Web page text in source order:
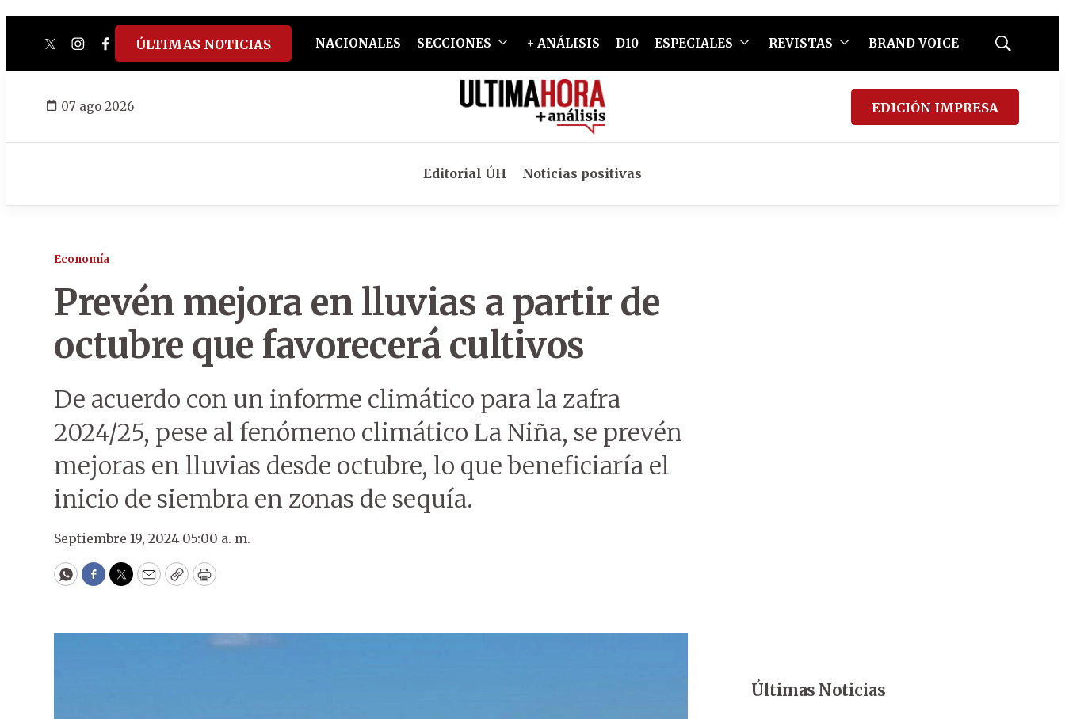
twitterinstagram
facebook
tiktokyoutube
spotify
ÚLTIMAS NOTICIAS NACIONALES SECCIONES + ANÁLISIS D10 ESPECIALES REVISTAS BRAND VOICE
Mostrar
07 ago 2026 EDICIÓN IMPRESA
Editorial ÚH Noticias positivas
Economía
Prevén mejora en lluvias a partir de
octubre que favorecerá cultivos
De acuerdo con un informe climático para la zafra
2024/25, pese al fenómeno climático La Niña, se prevén
mejoras en lluvias desde octubre, lo que beneficiaría el
inicio de siembra en zonas de sequía.
Septiembre 19, 2024 05:00 a. m.
WhatsApp
Facebook
Twitter
EmailCopyPrint
Últimas Noticias